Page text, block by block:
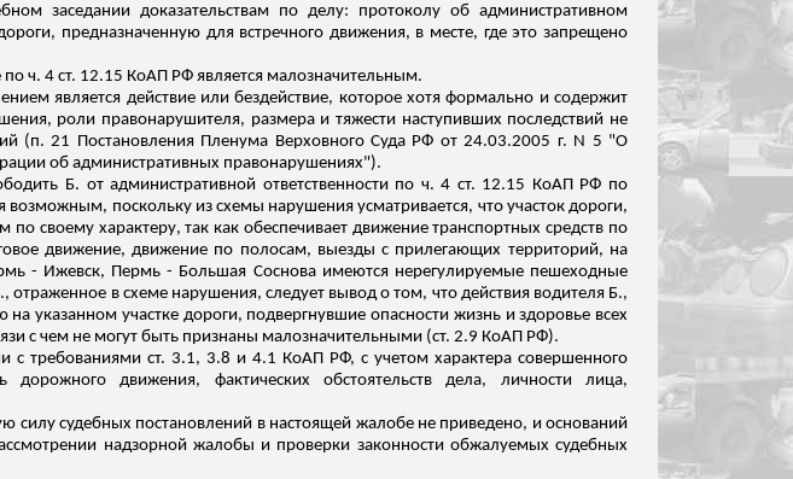
заседании доказательствам по делу: протоколу об административном
предназначенную для встречного движения, в месте, где это запрещено
ч. 4 ст. 12.15 КоАП РФ является малозначительным.
является действие или бездействие, которое хотя формально и содержит
роли правонарушителя, размера и тяжести наступивших последствий не
(п. 21 Постановления Пленума Верховного Суда РФ от 24.03.2005 г. N 5 "О
об административных правонарушениях").
Б. от административной ответственности по ч. 4 ст. 12.15 КоАП РФ по
поскольку из схемы нарушения усматривается, что участок дороги,
своему характеру, так как обеспечивает движение транспортных средств по
движение, движение по полосам, выезды с прилегающих территорий, на
- Ижевск, Пермь - Большая Соснова имеются нерегулируемые пешеходные
в схеме нарушения, следует вывод о том, что действия водителя Б.,
указанном участке дороги, подвергнувшие опасности жизнь и здоровье всех
с чем не могут быть признаны малозначительными (ст. 2.9 КоАП РФ).
с требованиями ст. 3.1, 3.8 и 4.1 КоАП РФ, с учетом характера совершенного
дорожного движения, фактических обстоятельств дела, личности лица,
судебных постановлений в настоящей жалобе не приведено, и оснований
надзорной жалобы и проверки законности обжалуемых судебных